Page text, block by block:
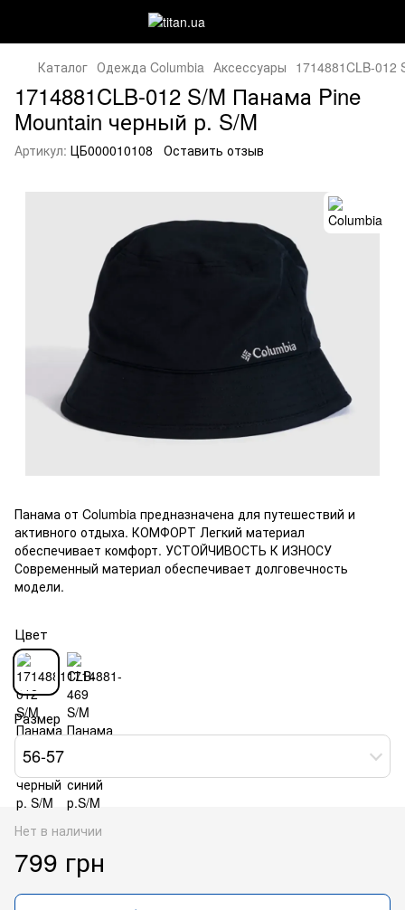
Каталог Одежда Columbia Аксессуары 1714881CLB-012
1714881CLB-012 S/M Панама Pine
Mountain черный р. S/M
Артикул: ЦБ000010108 Оставить отзыв
Панама от Columbia предназначена для путешествий и
активного отдыха. КОМФОРТ Легкий материал
обеспечивает комфорт. УСТОЙЧИВОСТЬ К ИЗНОСУ
Современный материал обеспечивает долговечность
модели.
Цвет
Размер
56-57
Нет в наличии
799 грн